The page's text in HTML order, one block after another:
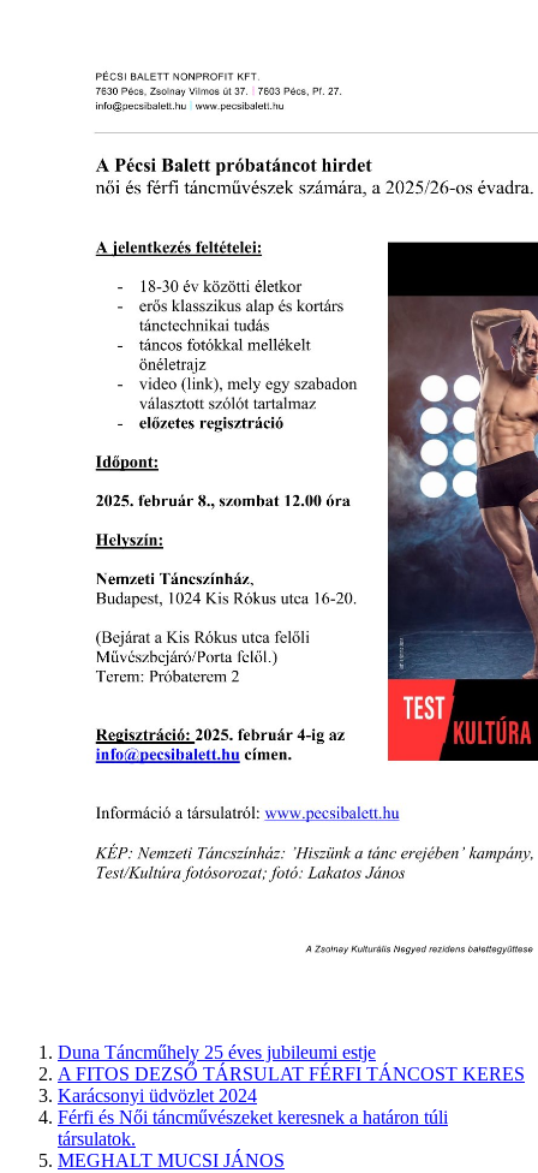
Duna Táncműhely 25 éves jubileumi estje
A FITOS DEZSŐ TÁRSULAT FÉRFI TÁNCOST KERES
Karácsonyi üdvözlet 2024
Férfi és Női táncművészeket keresnek a határon túli
társulatok.
MEGHALT MUCSI JÁNOS